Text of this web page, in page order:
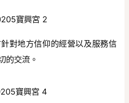
對地方信仰的經營以及服務信
的交流。